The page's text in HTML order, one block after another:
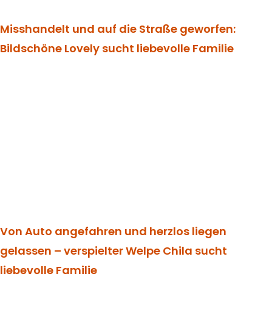
Misshandelt und auf die Straße geworfen:
Bildschöne Lovely sucht liebevolle Familie
Von Auto angefahren und herzlos liegen
gelassen – verspielter Welpe Chila sucht
liebevolle Familie